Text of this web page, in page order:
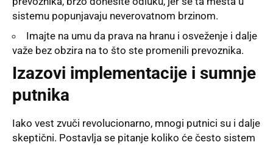
sistemu popunjavaju neverovatnom brzinom.
Imajte na umu da prava na hranu i osveženje i dalje
važe bez obzira na to što ste promenili prevoznika.
Izazovi implementacije i sumnje
putnika
Iako vest zvuči revolucionarno, mnogi putnici su i dalje
skeptični. Postavlja se pitanje koliko će često sistem